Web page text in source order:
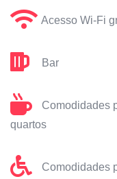
Acesso Wi-Fi
Bar
Comodidades
quartos
Comodidades